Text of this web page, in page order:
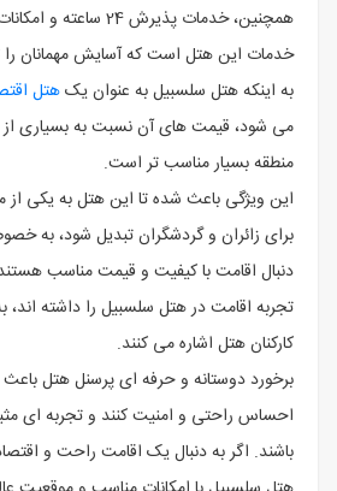
همچنین، خدمات پذیرش 24
خدمات این هتل است که آسایش مهمانان
به اینکه هتل سلسبیل به عنوان یکهتل
می‌ شود، قیمت‌ های آن نسبت به بسیاری
منطقه بسیار مناسب ‌تر است.
این ویژگی باعث شده تا این هتل به یکی از
برای زائران و گردشگران تبدیل شود، به
دنبال اقامت با کیفیت و قیمت مناسب
تجربه اقامت در هتل سلسبیل را داشته‌
کارکنان هتل اشاره می ‌کنند.
برخورد دوستانه و حرفه ‌ای پرسنل هتل
احساس راحتی و امنیت کنند و تجربه ‌ای
باشند. اگر به دنبال یک اقامت راحت و